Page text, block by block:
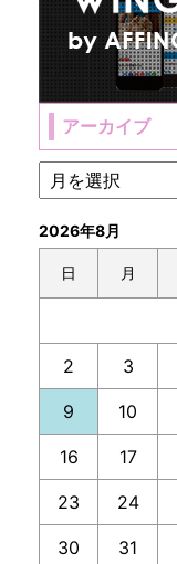
アーカイブ
2026年8月
日 月
2 3
9 10
16 17
23 24
30
31